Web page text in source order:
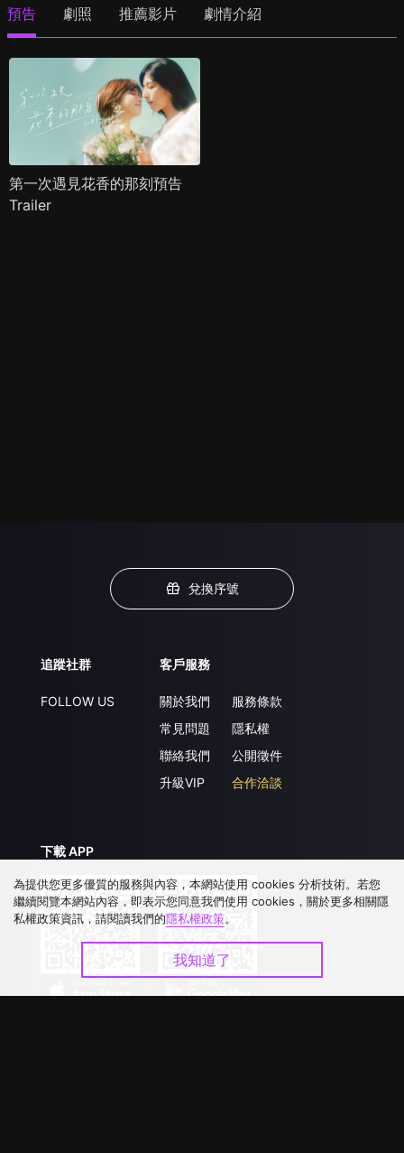
預告 劇照 推薦影片 劇情介紹
第一次遇見花香的那刻預告
Trailer
兌換序號
追蹤社群
FOLLOW US
客戶服務
關於我們
常見問題
聯絡我們
升級VIP
服務條款
隱私權
公開徵件
合作洽談
下載 APP
為提供您更多優質的服務與內容，本網站使用 cookies 分析技術。若您
繼續閱覽本網站內容，即表示您同意我們使用 cookies，關於更多相關隱
私權政策資訊，請閱讀我們的隱私權政策。
我知道了